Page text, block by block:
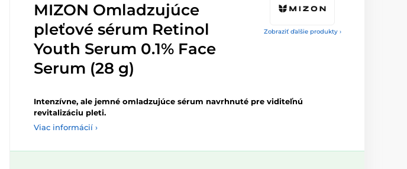
Zobraziť ďalšie produkty ›
MIZON Omladzujúce
pleťové sérum Retinol
Youth Serum 0.1% Face
Serum (28 g)
Intenzívne, ale jemné omladzujúce sérum navrhnuté pre viditeľnú
revitalizáciu pleti.
Viac informácií ›